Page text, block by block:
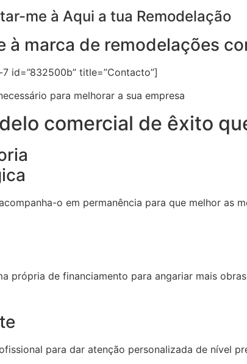
me à Aqui a tua Remodelação
à marca de remodelações
id=”832500b” title=”Contacto”]
para melhorar a sua empresa
comercial de êxito
o em permanência para que melhor as
própria de financiamento para angariar mais
para dar atenção personalizada de nível